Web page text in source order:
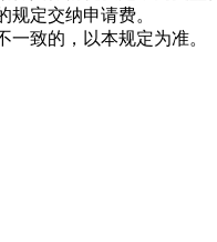
定交纳申请费。
致的，以本规定为准。